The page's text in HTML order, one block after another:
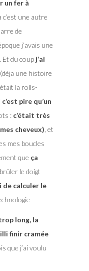
un fer à
une autre
de
j’avais une
Et du coupj’ai
(déja une histoire
la rolls-
c’est pire qu’un
: c’était très
cheveux) , et
mes boucles
que ça
le doigt
de calculer le
long, la
finir cramée
que j’ai voulu